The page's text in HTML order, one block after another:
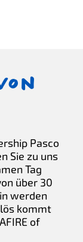
Pasco
Sie zu uns
Tag
über 30
werden
kommt
of